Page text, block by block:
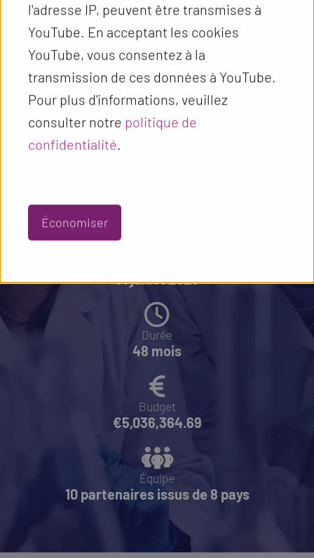
Ensemble, nous pouvons faire progresser la
science afin d'améliorer la santé de millions de
filles et de femmes.
Contact
01 juillet 2025
Durée
48 mois
Budget
€5,036,364.69
Équipe
10 partenaires issus de 8 pays
l'adresse IP, peuvent être transmises à
YouTube. En acceptant les cookies
YouTube, vous consentez à la
transmission de ces données à YouTube.
Pour plus d'informations, veuillez
consulter notre politique de
confidentialité.
Économiser